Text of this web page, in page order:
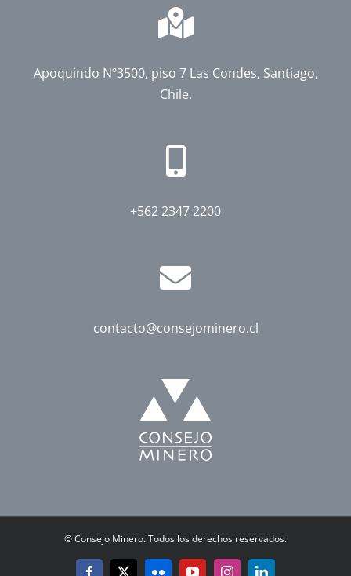
Apoquindo Nº3500, piso 7 Las Condes, Santiago,
Chile.
+562 2347 2200
contacto@consejominero.cl
©Consejo Minero. Todos los derechos reservados.